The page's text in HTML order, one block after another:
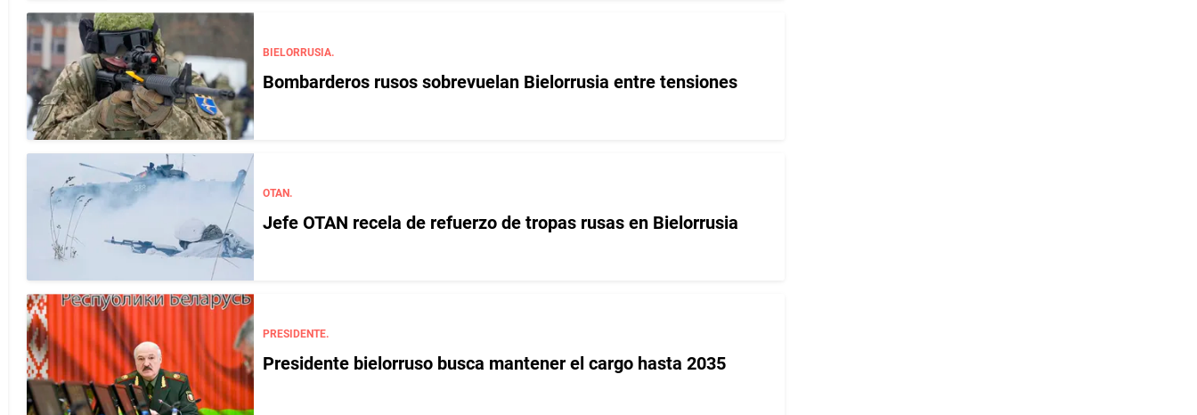
BIELORRUSIA.
Bombarderos rusos sobrevuelan Bielorrusia entre tensiones
OTAN.
Jefe OTAN recela de refuerzo de tropas rusas en Bielorrusia
PRESIDENTE.
Presidente bielorruso busca mantener el cargo hasta 2035